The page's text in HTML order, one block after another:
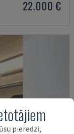
22.000 €
pieredzi,